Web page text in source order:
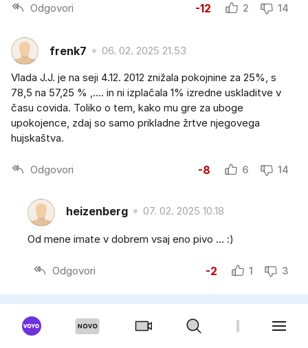
Odgovori -12 2 14
frenk7 06. 02. 2025 21.53
Vlada J.J. je na seji 4.12. 2012 znižala pokojnine za 25%, s
78,5 na 57,25 % ,.... in ni izplačala 1% izredne uskladitve v
času covida. Toliko o tem, kako mu gre za uboge
upokojence, zdaj so samo prikladne žrtve njegovega
hujskaštva.
Odgovori -8 6 14
heizenberg 07. 02. 2025 10.18
Od mene imate v dobrem vsaj eno pivo ... :)
Odgovori -2 1 3